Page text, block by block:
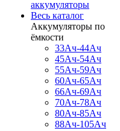
аккумуляторы
Весь каталог
Аккумуляторы по
ёмкости
33Ач-44Ач
45Ач-54Ач
55Ач-59Ач
60Ач-65Ач
66Ач-69Ач
70Ач-78Ач
80Ач-85Ач
88Ач-105Ач